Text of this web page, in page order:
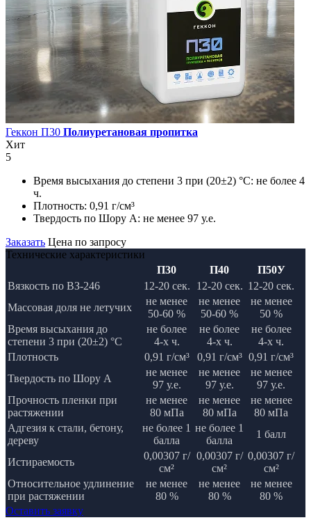
Геккон П30 Полиуретановая пропитка
Хит
5
Время высыхания до степени 3 при (20±2) °С: не более 4
ч.
Плотность: 0,91 г/см³
Твердость по Шору А: не менее 97 у.е.
Заказать Цена по запросу
Технические характеристики
П30
П40
П50У
Вязкость по ВЗ-246
12-20 сек. 12-20 сек. 12-20 сек.
Массовая доля не летучих
не менее
50-60 %
не менее
50-60 %
не менее
50 %
Время высыхания до
степени 3 при (20±2) °С
не более
4-х ч.
не более
4-х ч.
не более
4-x ч.
Плотность
0,91 г/см³ 0,91 г/см³ 0,91 г/см³
Твердость по Шору А
не менее
97 у.е.
не менее
97 у.е.
не менее
97 у.е.
Прочность пленки при
растяжении
не менее
80 мПа
не менее
80 мПа
не менее
80 мПа
Адгезия к стали, бетону,
дереву
не более 1
балла
не более 1
балла
1 балл
Истираемость
0,00307 г/
см²
0,00307 г/
см²
0,00307 г/
см²
Относительное удлинение
при растяжении
не менее
80 %
не менее
80 %
не менее
80 %
Оставить заявку